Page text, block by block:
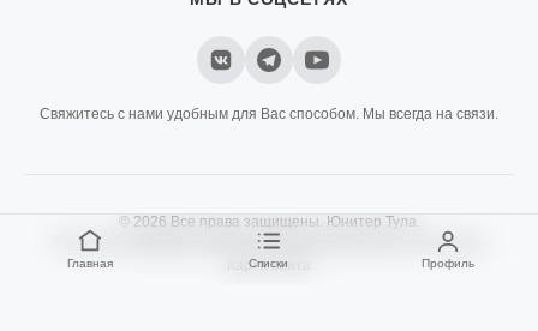
Свяжитесь с нами удобным для Вас способом. Мы всегда на связи.
© 2026 Все права защищены. Юнитер Тула.
Политика конфиденциальностиПользовательское соглашение
Карта сайта
Главная Списки Профиль